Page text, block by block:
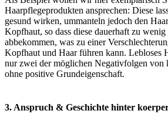
Haarpflegeprodukten ansprechen: Diese
gesund wirken, ummanteln jedoch den
Kopfhaut, so dass diese dauerhaft zu wenig
abbekommen, was zu einer
Kopfhaut und Haar führen kann. Lebloses
nur zwei der möglichen Negativfolgen von
ohne positive Grundeigenschaft.
3. Anspruch & Geschichte hinter